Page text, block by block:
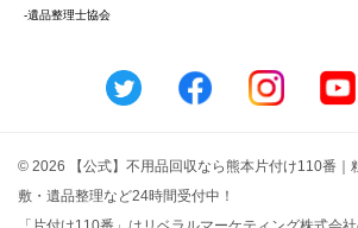
-遺品整理士協会
© 2026 【公式】不用品回収なら熊本片付け110番｜
敷・遺品整理など24時間受付中！
「片付け110番」はリベラルマーケティング株式会